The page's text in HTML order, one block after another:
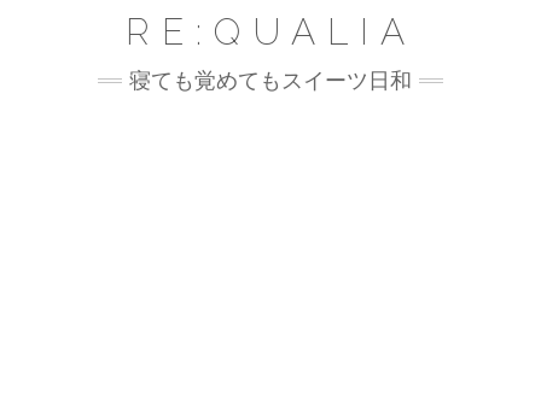
RE:QUALIA
寝ても覚めてもスイーツ日和